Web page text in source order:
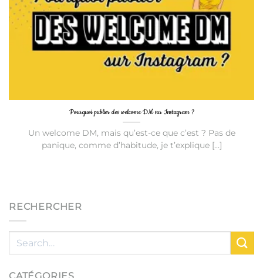
Pourquoi publier des welcome DM sur Instagram ?
Un welcome DM, mais qu’est-ce que c’est ? Pas de
panique, comme d’habitude, je t’explique [...]
RECHERCHER